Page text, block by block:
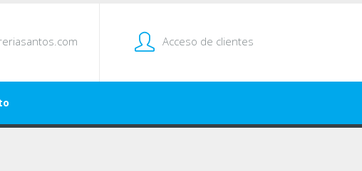
Acceso de clientes